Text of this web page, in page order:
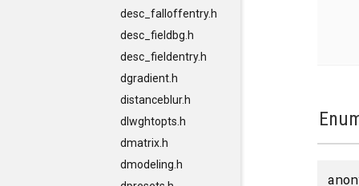
desc_falloffentry.h
desc_fieldbg.h
desc_fieldentry.h
dgradient.h
distanceblur.h
dlwghtopts.h
dmatrix.h
dmodeling.h